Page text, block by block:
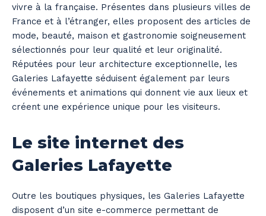
vivre à la française. Présentes dans plusieurs villes de
France et à l’étranger, elles proposent des articles de
mode, beauté, maison et gastronomie soigneusement
sélectionnés pour leur qualité et leur originalité.
Réputées pour leur architecture exceptionnelle, les
Galeries Lafayette séduisent également par leurs
événements et animations qui donnent vie aux lieux et
créent une expérience unique pour les visiteurs.
Le site internet des
Galeries Lafayette
Outre les boutiques physiques, les Galeries Lafayette
disposent d’un site e-commerce permettant de